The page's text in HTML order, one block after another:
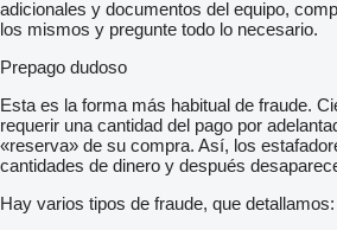
adicionales y documentos del equipo,
los mismos y pregunte todo lo necesario.
Prepago dudoso
Esta es la forma más habitual de fraude.
requerir una cantidad del pago por
«reserva» de su compra. Así, los
cantidades de dinero y después
Hay varios tipos de fraude, que detallamos: